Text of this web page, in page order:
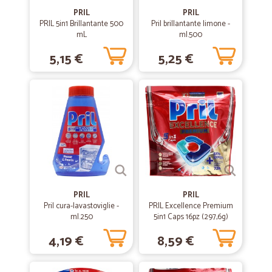
—
tutto bene, ottimo servizio
14/12/2019
—Tunde A.
Grazie per la vostra cortesia e…
Grazie per la vostra cortesia e gentilezza Grazie Cicalia ❤
OTTIMI PRODOTTI
OTTIMI PRODOTTI
PRIL
PRIL 5in1 Brillantante 500
mL
5,15 €
PRIL
Pril brillantante limone -
ml.500
5,25 €
PRIL
Pril cura-lavastoviglie -
ml.250
4,19 €
PRIL
PRIL Excellence Premium
5in1 Caps 16pz (297,6g)
8,59 €